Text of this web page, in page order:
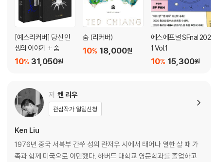
토비아스 S. 버켈, 「은하 관광 산업 지구」
2020 로커스상 단편 부문 최종 후보작
조너선 스트라한, 「새로운 출발점에 서서」
Vol. 2 차례
N. K. 제미신, 「비상용 피부」
2020 휴고상 중편 부문 수상작, 2020 로커스상 중편 부문 최종 후보작
[예스리커버] 당신 인
생의 이야기 + 숨
31,050원
10%
숨 (리커버)
18,000원
10%
에스에프널 SFnal 202
1 Vol.1
15,300원
10%
저 켄 리우
관심작가 알림신청
Ken Liu
1976년 중국 서북부 간쑤 성의 란저우 시에서 태어나 열한 살 때 가
족과 함께 미국으로 이민했다. 하버드 대학교 영문학과를 졸업하고